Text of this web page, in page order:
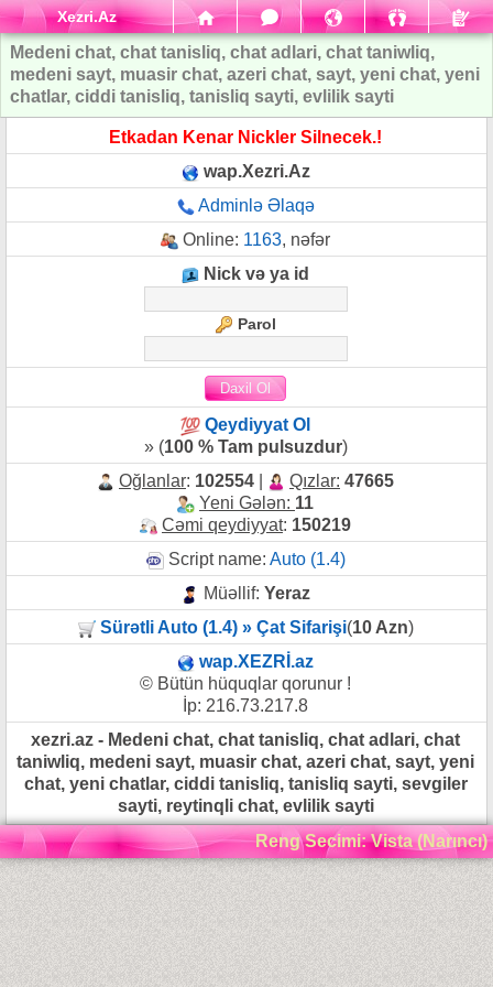
Xezri.Az
Medeni chat, chat tanisliq, chat adlari, chat taniwliq,
medeni sayt, muasir chat, azeri chat, sayt, yeni chat, yeni
chatlar, ciddi tanisliq, tanisliq sayti, evlilik sayti
Etkadan Kenar Nickler Silnecek.!
wap.Xezri.Az
Adminlə Əlaqə
Online: 1163, nəfər
Nick və ya id
Parol
Qeydiyyat Ol
» (100 % Tam pulsuzdur)
Oğlanlar: 102554 Qızlar: 47665
Yeni Gələn: 11
Cəmi qeydiyyat: 150219
Script name: Auto (1.4)
Müəllif: Yeraz
Sürətli Auto (1.4) » Çat Sifarişi(10 Azn)
wap.XEZRİ.az
© Bütün hüquqlar qorunur !
İp: 216.73.217.8
xezri.az - Medeni chat, chat tanisliq, chat adlari, chat
taniwliq, medeni sayt, muasir chat, azeri chat, sayt, yeni
chat, yeni chatlar, ciddi tanisliq, tanisliq sayti, sevgiler
sayti, reytinqli chat, evlilik sayti
Reng Secimi: Vista (Narıncı)